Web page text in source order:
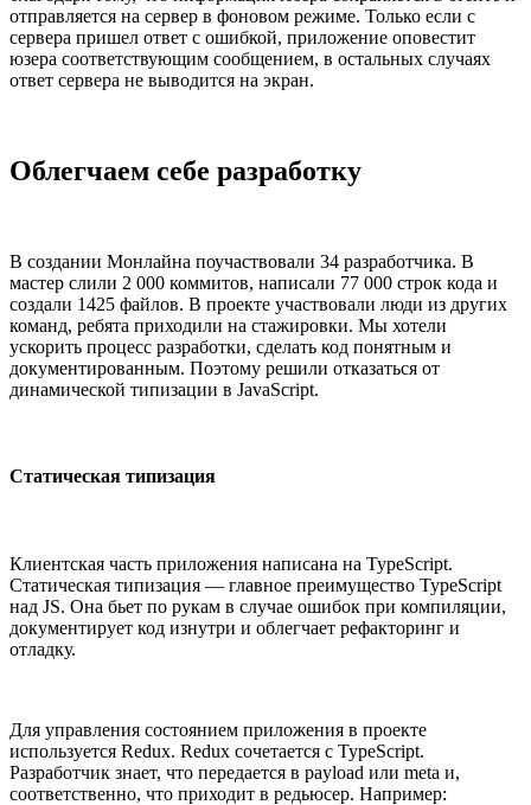
отправляется на сервер в фоновом режиме. Только если с
сервера пришел ответ с ошибкой, приложение оповестит
юзера соответствующим сообщением, в остальных случаях
ответ сервера не выводится на экран.
Облегчаем себе разработку
В создании Монлайна поучаствовали 34 разработчика. В
мастер слили 2 000 коммитов, написали 77 000 строк кода и
создали 1425 файлов. В проекте участвовали люди из других
команд, ребята приходили на стажировки. Мы хотели
ускорить процесс разработки, сделать код понятным и
документированным. Поэтому решили отказаться от
динамической типизации в JavaScript.
Статическая типизация
Клиентская часть приложения написана на TypeScript.
Статическая типизация — главное преимущество TypeScript
над JS. Она бьет по рукам в случае ошибок при компиляции,
документирует код изнутри и облегчает рефакторинг и
отладку.
Для управления состоянием приложения в проекте
используется Redux. Redux сочетается с TypeScript.
Разработчик знает, что передается в payload или meta и,
соответственно, что приходит в редьюсер. Например: